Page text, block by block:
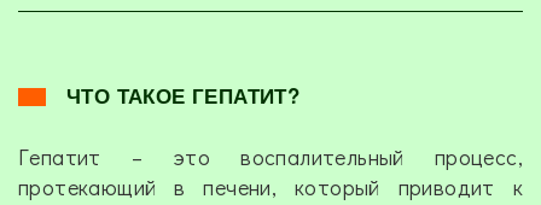
ЧТО ТАКОЕ ГЕПАТИТ?
Гепатит – это воспалительный процесс,
протекающий в печени, который приводит к